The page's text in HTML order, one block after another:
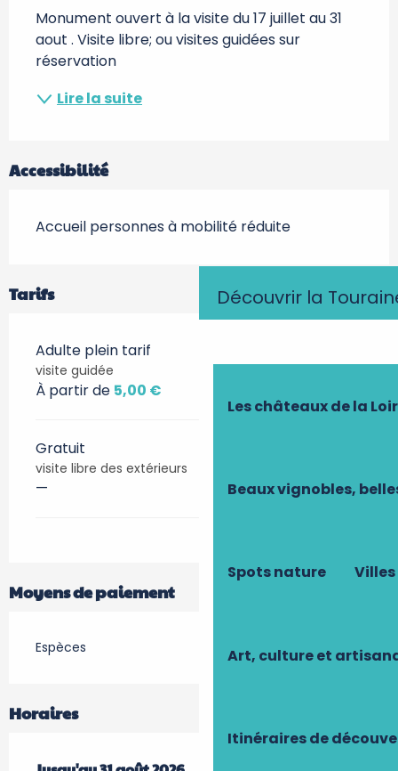
Découvrir la
Les châteaux de la
Beaux vignobles,
Spots nature
Art, culture et
Itinéraires de
Monument ouvert à la visite du 17 juillet au 31
aout . Visite libre; ou visites guidées sur
réservation
Lire la suite
Accessibilité
Accueil personnes à mobilité réduite
Tarifs
Adulte plein tarif
visite guidée
À partir de 5,00 €
Gratuit
visite libre des extérieurs
—
Moyens de paiement
Espèces
Horaires